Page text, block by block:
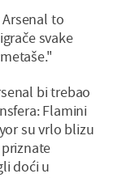
to
svake
bi trebao
Flamini
su vrlo blizu
doći u